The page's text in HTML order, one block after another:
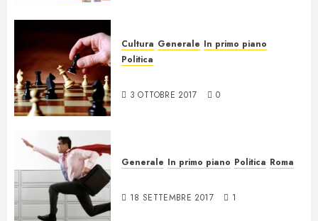
Cultura Generale In primo piano
Politica
3 OTTOBRE 2017 0
Generale In primo piano Politica Roma
18 SETTEMBRE 2017 1